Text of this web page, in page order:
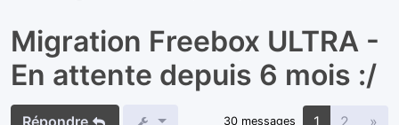
Migration Freebox ULTRA -
En attente depuis 6 mois :/
Répondre 30 messages 1 2 »